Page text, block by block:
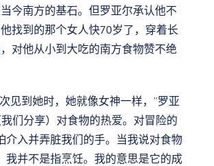
今南方的基石。但罗亚尔承认他不
找到的那个女人快70岁了，穿着长
对他从小到大吃的南方食物赞不绝
见到她时，她就像女神一样，”罗亚
我们分享）对食物的热爱。对冒险的
介入并弄脏我们的手。当我说对食物
我并不是指烹饪。我的意思是它的成